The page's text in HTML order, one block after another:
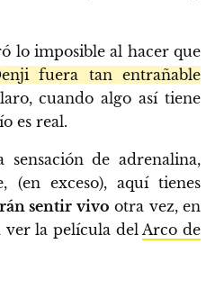
lo imposible al hacer que
fuera tan entrañable
cuando algo así tiene
es real.
sensación de adrenalina,
(en exceso), aquí tienes
sentir vivo otra vez, en
ver la película del Arco de